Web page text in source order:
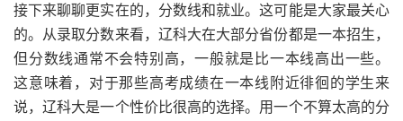
接下来聊聊更实在的，分数线和就业。这可能是大家最关心
的。从录取分数来看，辽科大在大部分省份都是一本招生，
但分数线通常不会特别高，一般就是比一本线高出一些。
这意味着，对于那些高考成绩在一本线附近徘徊的学生来
说，辽科大是一个性价比很高的选择。用一个不算太高的分